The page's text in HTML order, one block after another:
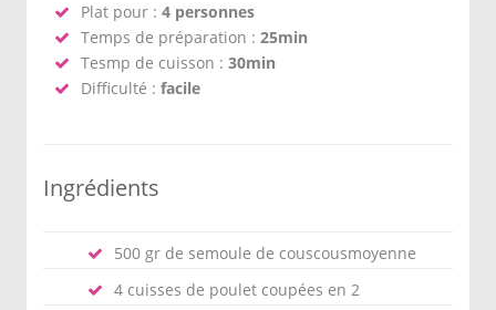
Plat pour : 4 personnes
Temps de préparation : 25min
Tesmp de cuisson : 30min
Difficulté : facile
Ingrédients
500 gr de semoule de couscousmoyenne
4 cuisses de poulet coupées en 2